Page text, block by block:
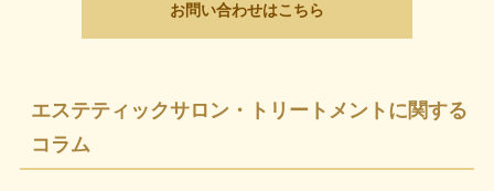
お問い合わせはこちら
エステティックサロン・トリートメントに関する
コラム